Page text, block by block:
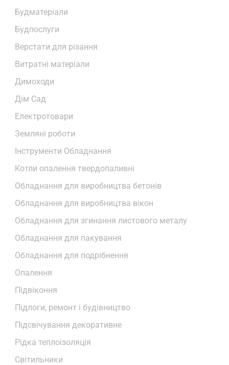
Будматеріали
Будпослуги
Верстати для різання
Витратні матеріали
Димоходи
Дім Сад
Електротовари
Земляні роботи
Інструменти Обладнання
Котли опалення твердопаливні
Обладнання для виробництва бетонів
Обладнання для виробництва вікон
Обладнання для згинання листового металу
Обладнання для пакування
Обладнання для подрібнення
Опалення
Підвіконня
Підлоги, ремонт і будівництво
Підсвічування декоративне
Рідка теплоізоляція
Світильники